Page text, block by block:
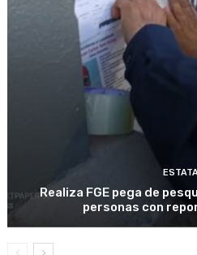
Realiza FGE pega de
personas con